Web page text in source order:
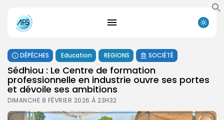
DÉPÊCHES Education REGIONS SOCIÉTÉ
Sédhiou : Le Centre de formation
professionnelle en industrie ouvre ses portes
et dévoile ses ambitions
DIMANCHE 8 FÉVRIER 2026 À 23H32